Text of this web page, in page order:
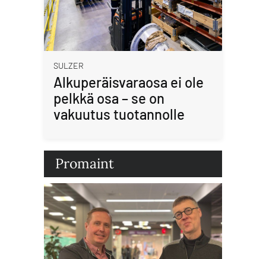
SULZER
Alkuperäisvaraosa ei ole
pelkkä osa – se on
vakuutus tuotannolle
Promaint